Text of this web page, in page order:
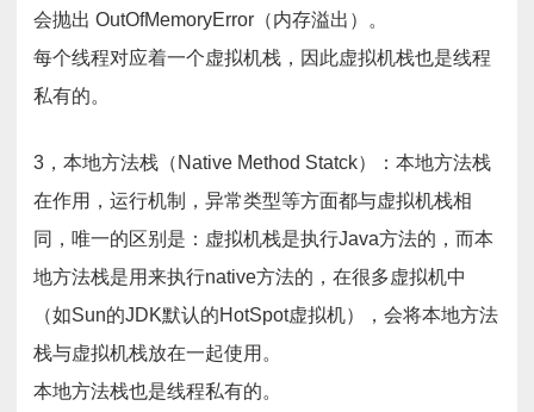
会抛出 OutOfMemoryError（内存溢出）。
每个线程对应着一个虚拟机栈，因此虚拟机栈也是线程
私有的。
3，本地方法栈（Native Method Statck）：本地方法栈
在作用，运行机制，异常类型等方面都与虚拟机栈相
同，唯一的区别是：虚拟机栈是执行Java方法的，而本
地方法栈是用来执行native方法的，在很多虚拟机中
（如Sun的JDK默认的HotSpot虚拟机），会将本地方法
栈与虚拟机栈放在一起使用。
本地方法栈也是线程私有的。